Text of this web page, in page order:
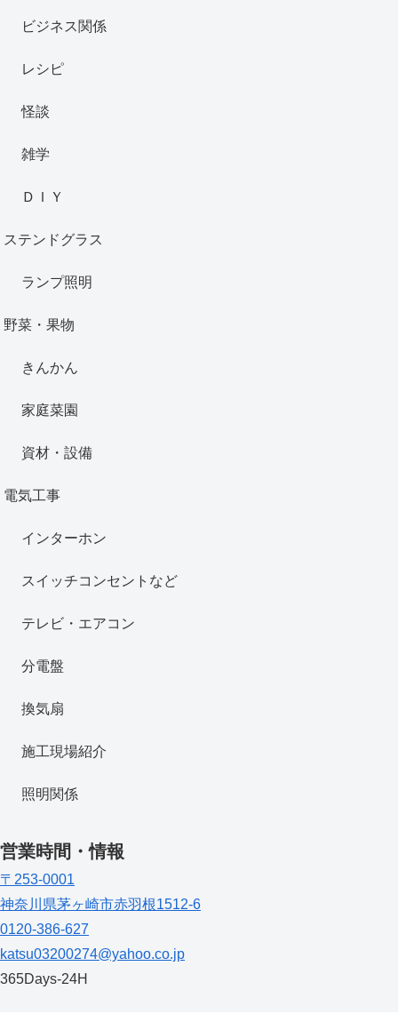
ビジネス関係
レシピ
怪談
雑学
ＤＩＹ
ステンドグラス
ランプ照明
野菜・果物
きんかん
家庭菜園
資材・設備
電気工事
インターホン
スイッチコンセントなど
テレビ・エアコン
分電盤
換気扇
施工現場紹介
照明関係
営業時間・情報
〒253-0001
神奈川県茅ヶ崎市赤羽根1512-6
0120-386-627
katsu03200274@yahoo.co.jp
365Days-24H